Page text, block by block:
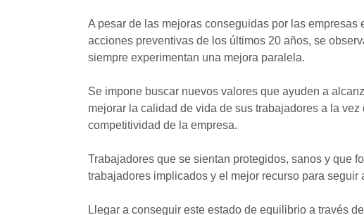
A pesar de las mejoras conseguidas por las
acciones preventivas de los últimos 20 años, se
siempre experimentan una mejora paralela.
Se impone buscar nuevos valores que ayuden a
mejorar la calidad de vida de sus trabajadores a la
competitividad de la empresa.
Trabajadores que se sientan protegidos, sanos y que
trabajadores implicados y el mejor recurso para seguir
Llegar a conseguir este estado de equilibrio a través